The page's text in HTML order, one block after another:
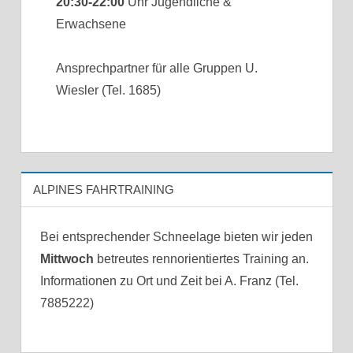
Erwachsene
Ansprechpartner für alle Gruppen U.
Wiesler (Tel. 1685)
ALPINES FAHRTRAINING
Bei entsprechender Schneelage bieten wir jeden
Mittwoch betreutes rennorientiertes Training an.
Informationen zu Ort und Zeit bei A. Franz (Tel.
7885222)